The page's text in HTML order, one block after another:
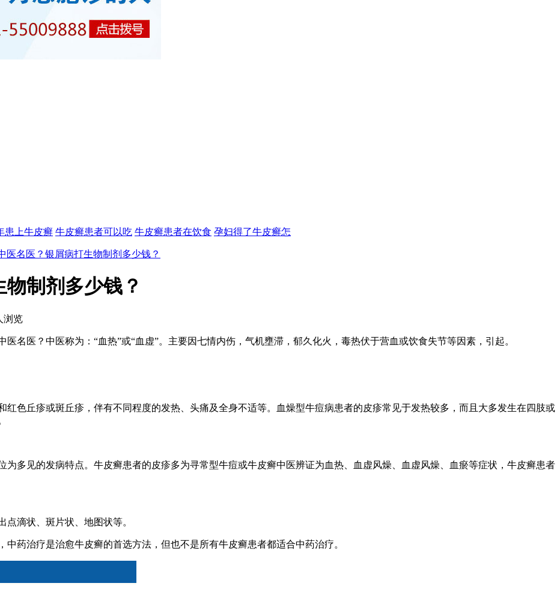
患上牛皮癣 牛皮癣患者可以吃 牛皮癣患者在饮食 孕妇得了牛皮癣怎
医名医？银屑病打生物制剂多少钱？
制剂多少钱？
浏览
名医？中医称为：“血热”或“血虚”。主要因七情内伤，气机壅滞，郁久化火，毒热伏于营血或饮食失节等因素，引起。
色丘疹或斑丘疹，伴有不同程度的发热、头痛及全身不适等。血燥型牛痘病患者的皮疹常见于发热较多，而且大多发生在四肢或
多见的发病特点。牛皮癣患者的皮疹多为寻常型牛痘或牛皮癣中医辨证为血热、血虚风燥、血虚风燥、血瘀等症状，牛皮癣患者
滴状、斑片状、地图状等。
药治疗是治愈牛皮癣的首选方法，但也不是所有牛皮癣患者都适合中药治疗。